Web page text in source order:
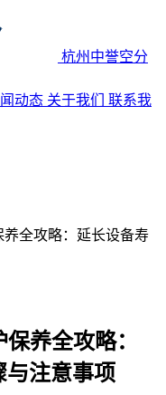
杭州中誉空分
动态 关于我们 联系我
全攻略：延长设备寿
养全攻略：
与注意事项